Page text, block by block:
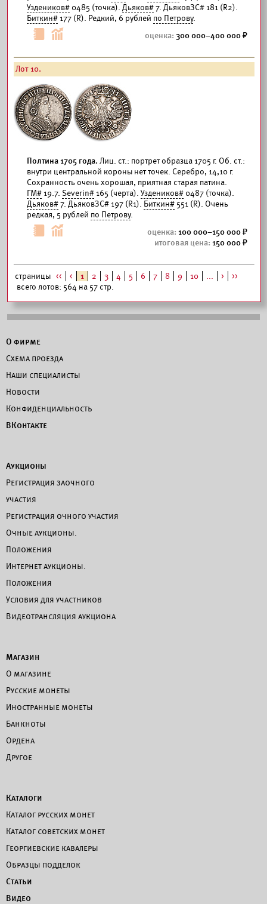
Уздеников# 0485 (точка). Дьяков#7. ДьяковЗС# 181 (R2).
Биткин# 177 (R). Редкий, 6 рублей по Петрову.
300 000–400 000
Лот 10.
Полтина 1705 года. Лиц. ст.: портрет образца 1705 г. Об. ст.:
внутри центральной короны нет точек. Серебро, 14,10 г.
Сохранность очень хорошая, приятная старая патина.
ГМ# 19.7. Severin# 165 (черта). Уздеников# 0487 (точка).
Дьяков#7. ДьяковЗС# 197 (R1). Биткин# 551 (R). Очень
редкая, 5 рублей по Петрову.
100 000–150 000
150 000
страницы << < 1 2 3 4 5 6 7 8 9 10 ... >
>>
всего лотов: 564 на 57 стр.
О фирме
Схема проезда
Наши специалисты
Новости
Конфиденциальность
ВКонтакте
Аукционы
Регистрация заочного
участия
Регистрация очного участия
Очные аукционы.
Положения
Интернет аукционы.
Положения
Условия для участников
Видеотрансляция аукциона
Магазин
О магазине
Русские монеты
Иностранные монеты
Банкноты
Ордена
Другое
Каталоги
Каталог русских монет
Каталог советских монет
Георгиевские кавалеры
Образцы подделок
Статьи
Видео